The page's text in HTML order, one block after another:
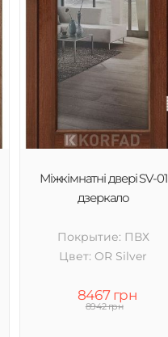
Міжкімнатні двері SV-01
дзеркало
Покрытие: ПВХ
Цвет: OR Silver
8467 грн
8942 грн